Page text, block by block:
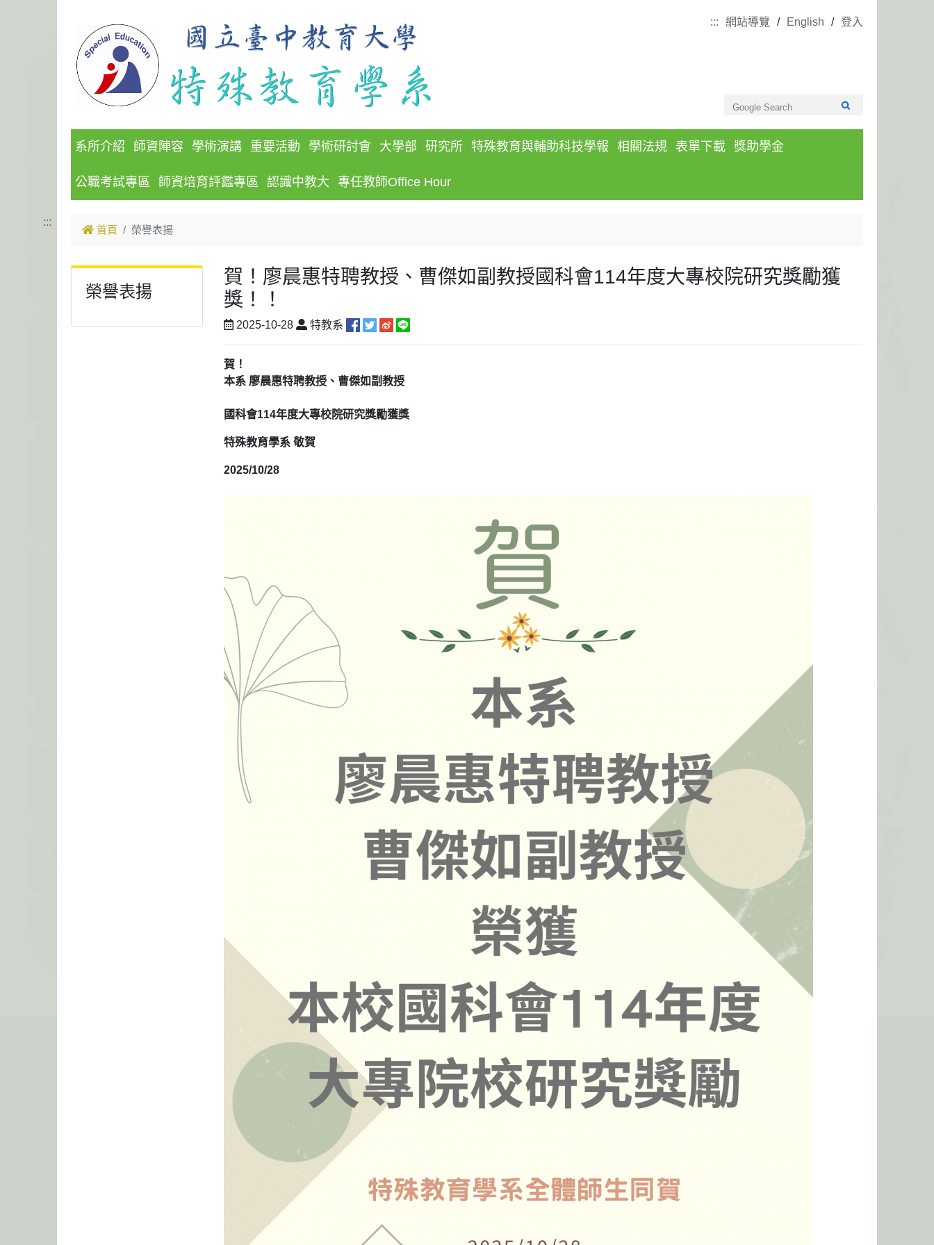
:::
網站導覽 English 登入
系所介紹 師資陣容 學術演講 重要活動 學術研討會 大學部 研究所 特殊教育與輔助科技學報 相關法規 表單下載 獎助學金
公職考試專區 師資培育評鑑專區 認識中教大 專任教師Office Hour
:::
首頁 榮譽表揚
榮譽表揚
賀！廖晨惠特聘教授、曹傑如副教授國科會114年度大專校院研究獎勵獲
獎！！
2025-10-28 特教系
賀！
本系 廖晨惠特聘教授、曹傑如副教授
國科會114年度大專校院研究獎勵獲獎
特殊教育學系 敬賀
2025/10/28